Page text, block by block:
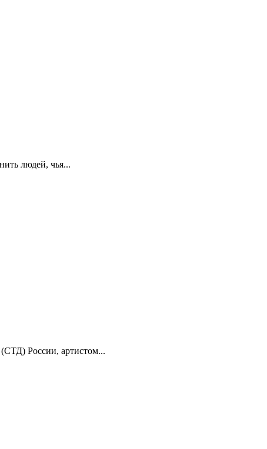
людей, чья...
России, артистом...